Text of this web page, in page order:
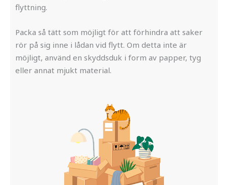
flyttning.
Packa så tätt som möjligt för att förhindra att saker
rör på sig inne i lådan vid flytt. Om detta inte är
möjligt, använd en skyddsduk i form av papper, tyg
eller annat mjukt material.